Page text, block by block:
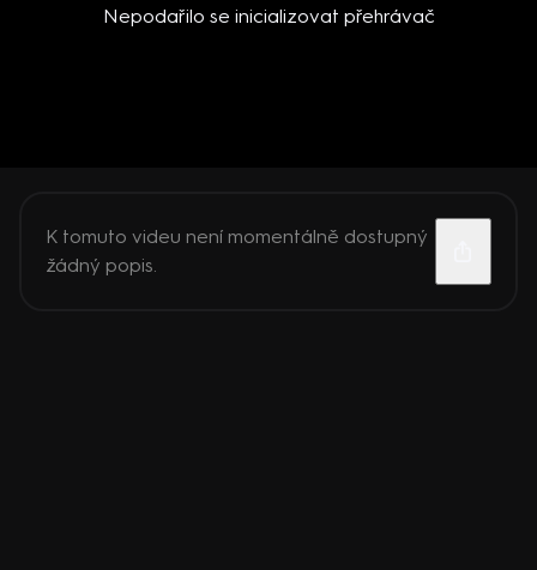
Nepodařilo se inicializovat přehrávač
K tomuto videu není momentálně dostupný
žádný popis.